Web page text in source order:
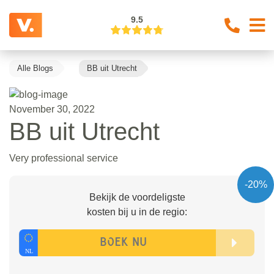
9.5
Alle Blogs BB uit Utrecht
November 30, 2022
BB uit Utrecht
Very professional service
-20%
Bekijk de voordeligste
kosten bij u in de regio: